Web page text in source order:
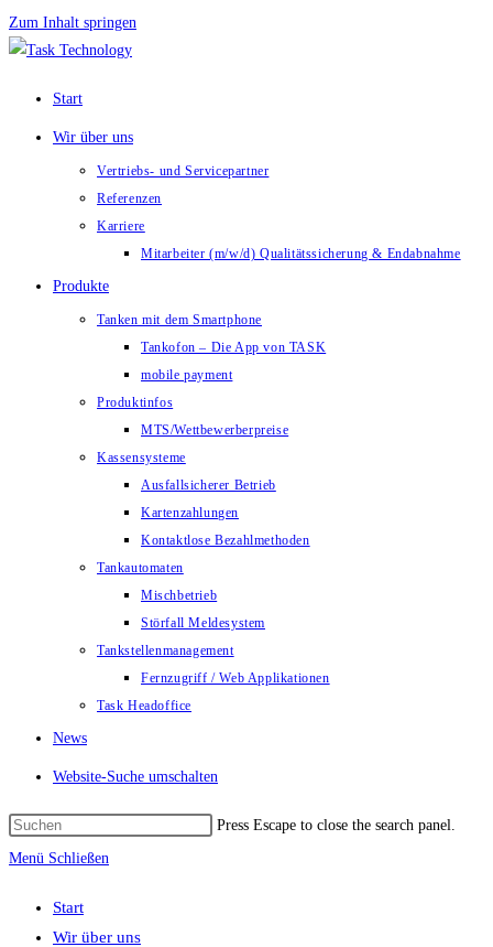
Zum Inhalt springen
Start
Wir über uns
Vertriebs- und Servicepartner
Referenzen
Karriere
Mitarbeiter (m/w/d) Qualitätssicherung & Endabnahme
Produkte
Tanken mit dem Smartphone
Tankofon – Die App von TASK
mobile payment
Produktinfos
MTS/Wettbewerberpreise
Kassensysteme
Ausfallsicherer Betrieb
Kartenzahlungen
Kontaktlose Bezahlmethoden
Tankautomaten
Mischbetrieb
Störfall Meldesystem
Tankstellenmanagement
Fernzugriff / Web Applikationen
Task Headoffice
News
Website-Suche umschalten
Press Escape to close the search panel.
Menü Schließen
Start
Wir über uns